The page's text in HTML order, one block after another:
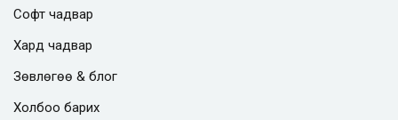
Софт чадвар
Хард чадвар
Зөвлөгөө & блог
Холбоо барих